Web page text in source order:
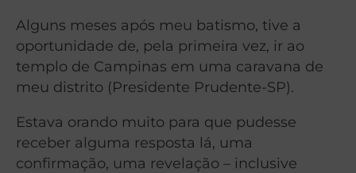
Alguns meses após meu batismo, tive a
oportunidade de, pela primeira vez, ir ao
templo de Campinas em uma caravana de
meu distrito (Presidente Prudente-SP).
Estava orando muito para que pudesse
receber alguma resposta lá, uma
confirmação, uma revelação – inclusive